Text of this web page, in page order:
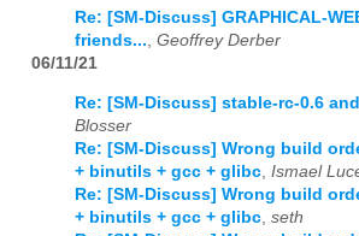
Re: [SM-Discuss] GRAPHICAL-
friends..., Geoffrey Derber
06/11/21
Re: [SM-Discuss] stable-rc-0.6
Blosser
Re: [SM-Discuss] Wrong build
+ binutils + gcc + glibc Ismael
Re: [SM-Discuss] Wrong build
+ binutils + gcc + glibc seth